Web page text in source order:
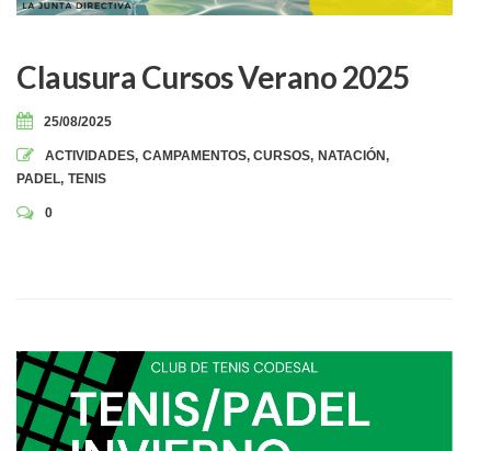
Clausura Cursos Verano 2025
25/08/2025
ACTIVIDADES, CAMPAMENTOS, CURSOS, NATACIÓN,
PADEL, TENIS
0